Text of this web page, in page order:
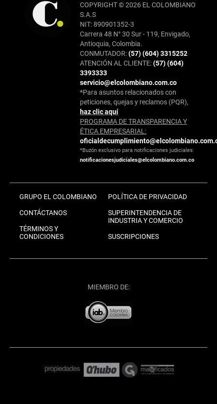
COPYRIGHT © 2026 EL COLOMBIANO
S.A.S
NIT: 890901352-3
Carrera 48 N° 30 Sur - 119, Envigado,
Antioquia, Colombia.
CONMUTADOR:(57) (604) 3315252
ATENCIÓN AL CLIENTE:(57) (604)
3393333
servicio@elcolombiano.com.co
*Para asuntos relacionados con
peticiones, quejas y reclamos (PQR),
haz clic aquí
PROGRAMA DE TRANSPARENCIA Y
ÉTICA EMPRESARIAL:
*Buzón exclusivo para notificaciones judiciales:
notificacionesjudiciales@elcolombiano.com.co
GRUPO EL COLOMBIANO
CONTÁCTANOS
TÉRMINOS Y
CONDICIONES
POLÍTICA DE PRIVACIDAD
SUPERINTENDENCIA DE
INDUSTRIA Y COMERCIO
SUSCRIPCIONES
MIEMBRO DE: